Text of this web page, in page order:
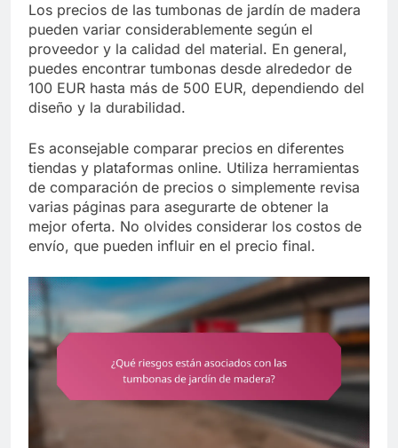
Los precios de las tumbonas de jardín de madera
pueden variar considerablemente según el
proveedor y la calidad del material. En general,
puedes encontrar tumbonas desde alrededor de
100 EUR hasta más de 500 EUR, dependiendo del
diseño y la durabilidad.
Es aconsejable comparar precios en diferentes
tiendas y plataformas online. Utiliza herramientas
de comparación de precios o simplemente revisa
varias páginas para asegurarte de obtener la
mejor oferta. No olvides considerar los costos de
envío, que pueden influir en el precio final.